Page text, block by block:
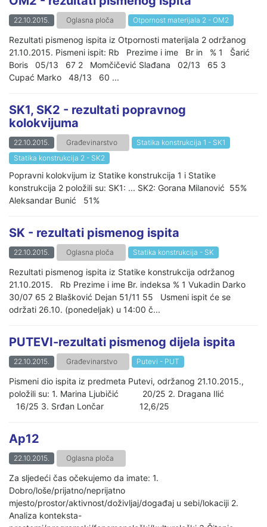
22.10.2015. Oglasna ploča Otpornost materijala 2 - OM2
Rezultati pismenog ispita iz Otpornosti materijala 2 održanog
21.10.2015. Pismeni ispit: Rb Prezime i ime Br in % 1 Šarić
Boris 05/13 67 2 Momčičević Slađana 02/13 65 3
Cupać Marko 48/13 60 ...
SK1, SK2 - rezultati popravnog
kolokvijuma
22.10.2015. Građevinarstvo
Statika konstrukcija 1 - SK1
Statika konstrukcija 2 - SK2
Popravni kolokvijum iz Statike konstrukcija 1 i Statike
konstrukcija 2 položili su: SK1: ... SK2: Gorana Milanović 55%
Aleksandar Bunić 51%
SK - rezultati pismenog ispita
22.10.2015. Oglasna ploča Statika konstrukcija - SK
Rezultati pismenog ispita iz Statike konstrukcija održanog
21.10.2015. Rb Prezime i ime Br. indeksa % 1 Vukadin Darko
30/07 65 2 Blašković Dejan 51/11 55 Usmeni ispit će se
održati 26.10. (ponedeljak) u 14:00 č...
PUTEVI-rezultati pismenog dijela ispita
22.10.2015. Građevinarstvo Putevi - PUT
Pismeni dio ispita iz predmeta Putevi, održanog 21.10.2015.,
položili su: 1. Marina Ljubičić 20/25 2. Dragana Ilić
16/25 3. Srđan Lončar 12,6/25
Ap12
22.10.2015. Oglasna ploča
Za sljedeći čas očekujemo da imate: 1.
Dobro/loše/prijatno/neprijatno
mjesto/prostor/aktivnost/doživljaj/događaj u sebi/lokaciji 2.
Analiza konteksta-